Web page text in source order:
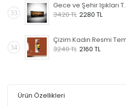
33
Gece ve
3420 TL 2280 TL
34
3240 TL 2160 TL
Ürün Özellikleri